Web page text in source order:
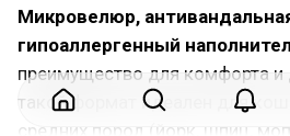
Микровелюр,
гипоаллергенный
преимущество для комфорта и
такой формат идеален для
средних пород (йорк, шпиц,